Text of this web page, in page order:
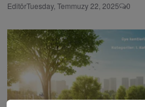
EditörTuesday, Temmuzy 22, 2025 0